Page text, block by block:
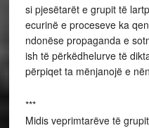
si pjesëtarët e grupit të
ecurinë e proceseve ka
ndonëse propaganda e
ish të përkëdhelurve të
përpiqet ta mënjanojë e
***
Midis veprimtarëve të